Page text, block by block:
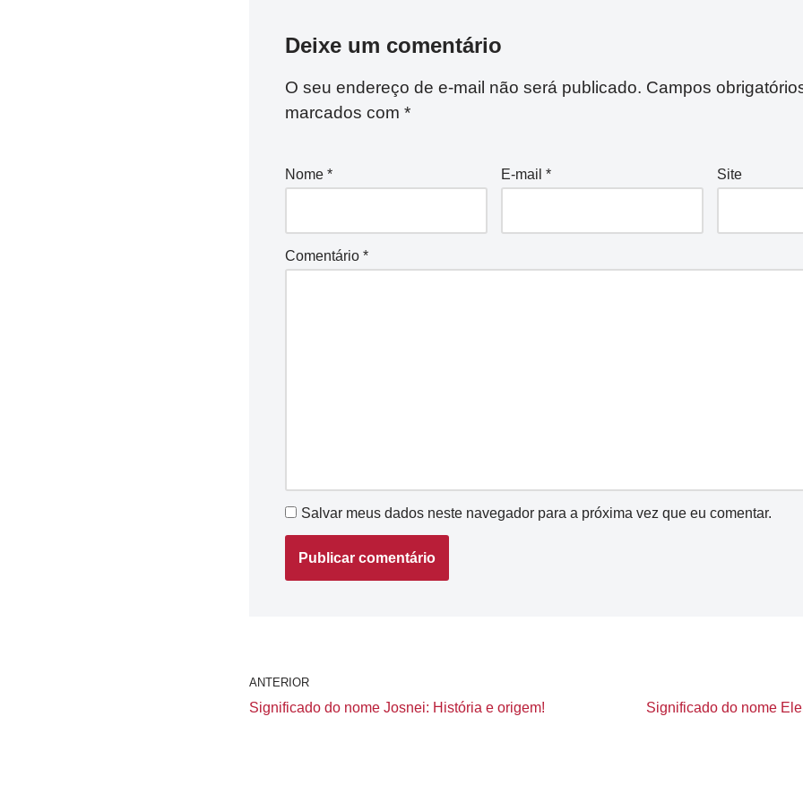
Deixe um comentário
O seu endereço de e-mail não será publicado. Campos
marcados com *
Nome * E-mail * Site
Comentário *
Salvar meus dados neste navegador para a próxima vez que eu comentar.
ANTERIOR
Significado do nome Josnei: História e origem! Significado do nome